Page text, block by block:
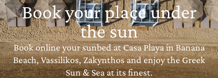
Book your place under
the sun
Book online your sunbed at Casa Playa in Banana
Beach, Vassilikos, Zakynthos and enjoy the Greek
Sun & Sea at its finest.